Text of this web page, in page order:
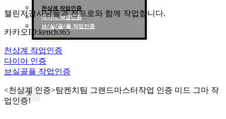
천상계 작업인증
다이아 작업인증
브/실/골/플 작업인증
X
챌린저강사님들과 전프로와 함께 작업합니다.
카카오ID:kench365
천상계 작업인증
다이아 인증
브실골플 작업인증
<천상계 인증>탐켄치팀 그랜드마스터작업 인증 미드 그마 작
업인증!